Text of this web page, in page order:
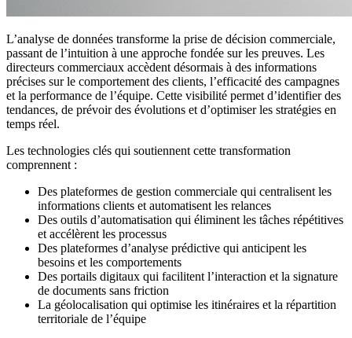
L’analyse de données transforme la prise de décision commerciale,
passant de l’intuition à une approche fondée sur les preuves. Les
directeurs commerciaux accèdent désormais à des informations
précises sur le comportement des clients, l’efficacité des campagnes
et la performance de l’équipe. Cette visibilité permet d’identifier des
tendances, de prévoir des évolutions et d’optimiser les stratégies en
temps réel.
Les technologies clés qui soutiennent cette transformation
comprennent :
Des plateformes de gestion commerciale qui centralisent les
informations clients et automatisent les relances
Des outils d’automatisation qui éliminent les tâches répétitives
et accélèrent les processus
Des plateformes d’analyse prédictive qui anticipent les
besoins et les comportements
Des portails digitaux qui facilitent l’interaction et la signature
de documents sans friction
La géolocalisation qui optimise les itinéraires et la répartition
territoriale de l’équipe